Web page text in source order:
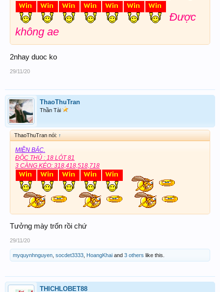
Được
không ae
2nhay duoc ko
29/11/20
ThaoThuTran
Thần Tài
ThaoThuTran nói: ↑
MIỀN BẮC.
ĐỘC THỦ : 18 LÓT 81
3 CÀNG KÉO: 318,418,518,718
Tưởng mày trốn rồi chứ
29/11/20
myquynhnguyen socdet3333 HoangKhai and 3 others like this.
THICHLOBET88